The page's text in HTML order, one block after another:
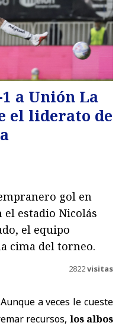
a Unión La
el liderato de
gol en
estadio Nicolás
el equipo
cima del torneo.
2822visitas
a veces le cueste
recursos, los albos